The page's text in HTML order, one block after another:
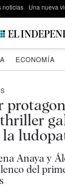
noticias Una nueva
ECONOMÍA
Anaya y
del